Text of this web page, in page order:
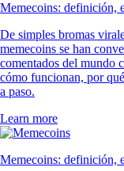
Memecoins: definición,
De simples bromas
memecoins se han
comentados del mundo
cómo funcionan, por
a paso.
Learn more
Memecoins: definición,